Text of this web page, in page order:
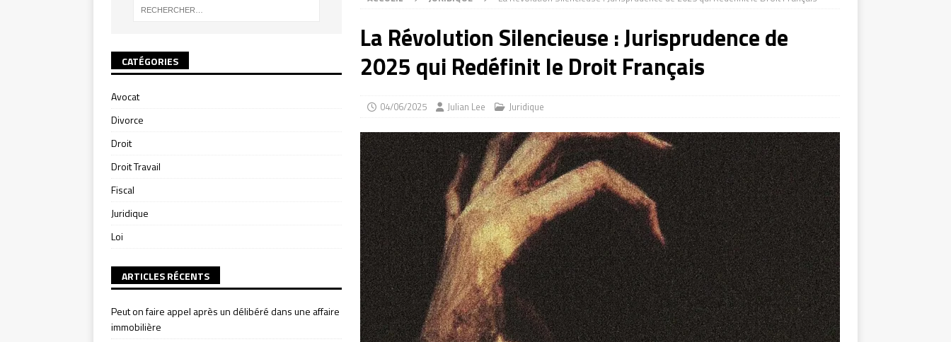
La Révolution Silencieuse : Jurisprudence de
2025 qui Redéfinit le Droit Français
04/06/2025 Julian Lee Juridique
CATÉGORIES
Avocat
Divorce
Droit
Droit Travail
Fiscal
Juridique
Loi
ARTICLES RÉCENTS
Peut on faire appel après un délibéré dans une affaire
immobilière